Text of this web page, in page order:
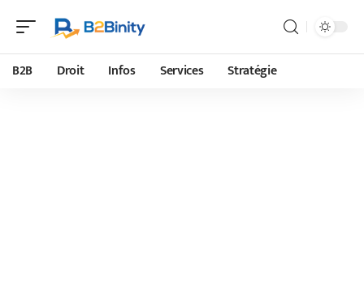
B2B Droit Infos Services Stratégie